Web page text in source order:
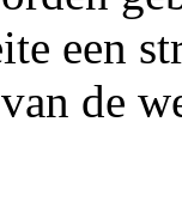
een
de